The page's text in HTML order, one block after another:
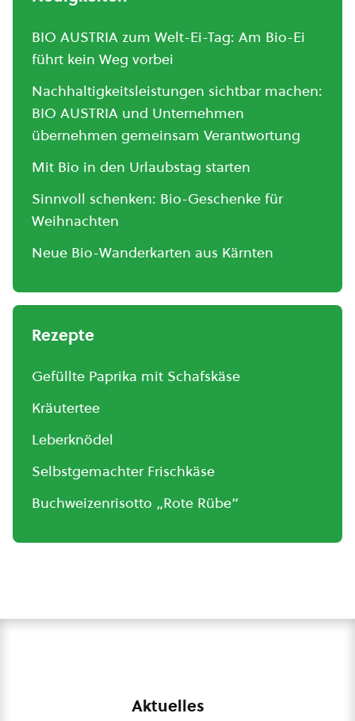
BIO AUSTRIA zum Welt-Ei-Tag: Am Bio-Ei
führt kein Weg vorbei
Nachhaltigkeitsleistungen sichtbar machen:
BIO AUSTRIA und Unternehmen
übernehmen gemeinsam Verantwortung
Mit Bio in den Urlaubstag starten
Sinnvoll schenken: Bio-Geschenke für
Weihnachten
Neue Bio-Wanderkarten aus Kärnten
Rezepte
Gefüllte Paprika mit Schafskäse
Kräutertee
Leberknödel
Selbstgemachter Frischkäse
Buchweizenrisotto „Rote Rübe“
Aktuelles